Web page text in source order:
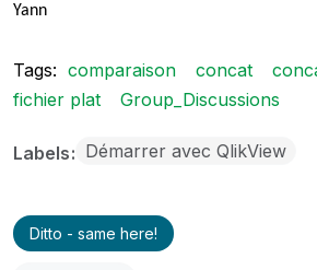
Yann
Tags: comparaison concat
fichier plat
Group_Discussions
Labels Démarrer avec QlikView
Ditto - same here!